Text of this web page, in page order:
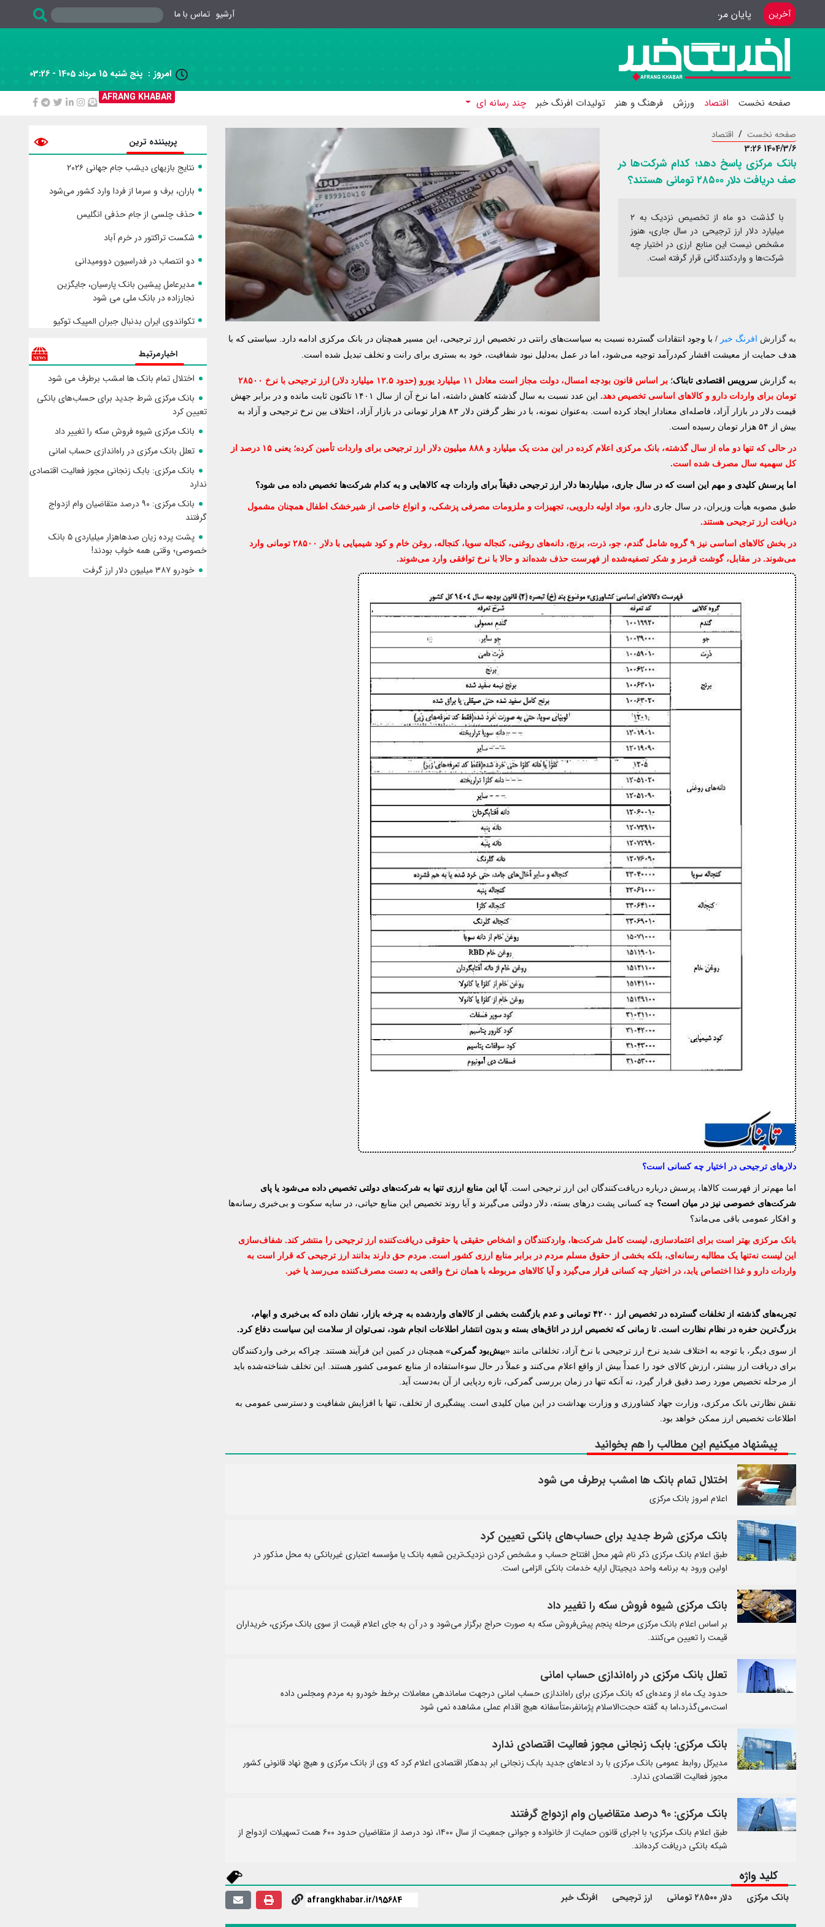
آخرین پایان مرحله انتخابی اسکواش بانوان آرشیو تماس با ما
 امروز : پنج شنبه 15 مرداد 1405 - 03:26
AFRANG KHABAR
صفحه نخست اقتصاد ورزش فرهنگ و هنر تولیدات افرنگ خبر چند رسانه ای
صفحه نخست
اقتصاد
1404/3/6 3:26
بانک مرکزی پاسخ دهد؛ کدام شرکت‌ها در
صف دریافت دلار ۲۸۵۰۰ تومانی هستند؟
با گذشت دو ماه از تخصیص نزدیک به ۲
میلیارد دلار ارز ترجیحی در سال جاری، هنوز
مشخص نیست این منابع ارزی در اختیار چه
شرکت‌ها و واردکنندگانی قرار گرفته است.
به گزارش افرنگ خبر / با وجود انتقادات گسترده نسبت به سیاست‌های رانتی در تخصیص ارز ترجیحی، این مسیر همچنان در بانک مرکزی ادامه دارد. سیاستی که با
هدف حمایت از معیشت اقشار کم‌درآمد توجیه می‌شود، اما در عمل به‌دلیل نبود شفافیت، خود به بستری برای رانت و تخلف تبدیل شده است.
به گزارش سرویس اقتصادی تابناک؛
بر اساس قانون بودجه امسال، دولت مجاز است معادل ۱۱ میلیارد یورو (حدود ۱۲.۵ میلیارد دلار) ارز ترجیحی با نرخ ۲۸۵۰۰
تومان برای واردات دارو و کالا‌های اساسی تخصیص دهد.
این عدد نسبت به سال گذشته کاهش داشته، اما نرخ آن از سال ۱۴۰۱ تاکنون ثابت مانده و در برابر جهش
قیمت دلار در بازار آزاد، فاصله‌ای معنادار ایجاد کرده است. به‌عنوان نمونه، با در نظر گرفتن دلار ۸۳ هزار تومانی در بازار آزاد، اختلاف بین نرخ ترجیحی و آزاد به
بیش از ۵۴ هزار تومان رسیده است.
در حالی که تنها دو ماه از سال گذشته، بانک مرکزی اعلام کرده در این مدت یک میلیارد و ۸۸۸ میلیون دلار ارز ترجیحی برای واردات تأمین کرده؛ یعنی ۱۵ درصد از
کل سهمیه سال مصرف شده است.
اما پرسش کلیدی و مهم این است که در سال جاری، میلیاردها دلار ارز ترجیحی دقیقاً برای واردات چه کالا‌هایی و به کدام شرکت‌ها تخصیص داده می شود؟
طبق مصوبه هیأت وزیران، در سال جاری دارو، مواد اولیه دارویی، تجهیزات و ملزومات مصرفی پزشکی، و انواع خاصی از شیرخشک اطفال همچنان مشمول
دریافت ارز ترجیحی هستند.
در بخش کالا‌های اساسی نیز ۹ گروه شامل گندم، جو، ذرت، برنج، دانه‌های روغنی، کنجاله سویا، کنجاله، روغن خام و کود شیمیایی با دلار ۲۸۵۰۰ تومانی وارد
می‌شوند. در مقابل، گوشت قرمز و شکر تصفیه‌شده از فهرست حذف شده‌اند و حالا با نرخ توافقی وارد می‌شوند.
دلارهای ترجیحی در اختیار چه کسانی است؟
اما مهم‌تر از فهرست کالاها، پرسش درباره دریافت‌کنندگان این ارز ترجیحی است.
آیا این منابع ارزی تنها به شرکت‌های دولتی تخصیص داده می‌شود یا پای
شرکت‌های خصوصی نیز در میان است؟ چه کسانی پشت در‌های بسته، دلار دولتی می‌گیرند و آیا روند تخصیص این منابع حیاتی، در سایه سکوت و بی‌خبری رسانه‌ها
و افکار عمومی باقی می‌ماند؟
بانک مرکزی بهتر است برای اعتمادسازی، لیست کامل شرکت‌ها، واردکنندگان و اشخاص حقیقی یا حقوقی دریافت‌کننده ارز ترجیحی را منتشر کند. شفاف‌سازی
این لیست نه‌تنها یک مطالبه رسانه‌ای، بلکه بخشی از حقوق مسلم مردم در برابر منابع ارزی کشور است. مردم حق دارند بدانند ارز ترجیحی که قرار است به
واردات دارو و غذا اختصاص یابد، در اختیار چه کسانی قرار می‌گیرد و آیا کالا‌های مربوطه با همان نرخ واقعی به دست مصرف‌کننده می‌رسد یا خیر.
تجربه‌های گذشته از تخلفات گسترده در تخصیص ارز ۴۲۰۰ تومانی و عدم بازگشت بخشی از کالا‌های واردشده به چرخه بازار، نشان داده که بی‌خبری و ابهام،
بزرگ‌ترین حفره در نظام نظارت است. تا زمانی که تخصیص ارز در اتاق‌های بسته و بدون انتشار اطلاعات انجام شود، نمی‌توان از سلامت این سیاست دفاع کرد.
از سوی دیگر، با توجه به اختلاف شدید نرخ ارز ترجیحی با نرخ آزاد، تخلفاتی مانند «بیش‌بود گمرکی» همچنان در کمین این فرآیند هستند. چراکه برخی واردکنندگان
برای دریافت ارز بیشتر، ارزش کالای خود را عمداً بیش از واقع اعلام می‌کنند و عملاً در حال سوءاستفاده از منابع عمومی کشور هستند. این تخلف شناخته‌شده باید
از مرحله تخصیص مورد رصد دقیق قرار گیرد، نه آنکه تنها در زمان بررسی گمرکی، تازه ردپایی از آن به‌دست آید.
نقش نظارتی بانک مرکزی، وزارت جهاد کشاورزی و وزارت بهداشت در این میان کلیدی است. پیشگیری از تخلف، تنها با افزایش شفافیت و دسترسی عمومی به
اطلاعات تخصیص ارز ممکن خواهد بود.
پیشنهاد میکنیم این مطالب را هم بخوانید
اختلال تمام بانک ها امشب برطرف می شود
اعلام امروز بانک مرکزی
بانک مرکزی شرط جدید برای حساب‌های بانکی تعیین کرد
طبق اعلام بانک مرکزی ذکر نام شهر محل افتتاح حساب و مشخص کردن نزدیک‌ترین شعبه بانک یا مؤسسه اعتباری غیربانکی به محل مذکور در
اولین ورود به برنامه واحد دیجیتال ارایه خدمات بانکی الزامی است.
بانک مرکزی شیوه فروش سکه را تغییر داد
بر اساس اعلام بانک مرکزی مرحله پنجم پیش‌فروش سکه به صورت حراج برگزار می‌شود و در آن به جای اعلام قیمت از سوی بانک مرکزی، خریداران
قیمت را تعیین می‌کنند.
تعلل بانک مرکزی در راه‌اندازی حساب امانی
حدود یک ماه از وعده‌ای که بانک مرکزی برای راه‌اندازی حساب امانی درجهت ساماندهی معاملات برخط خودرو به مردم ومجلس داده
است،می‌گذرد،اما به گفته حجت‌الاسلام پژمانفر،متأسفانه هیچ اقدام عملی مشاهده نمی‌ شود
بانک مرکزی: بابک زنجانی مجوز فعالیت اقتصادی ندارد
مدیرکل روابط عمومی بانک مرکزی با رد ادعاهای جدید بابک زنجانی ابر بدهکار اقتصادی اعلام کرد که وی از بانک مرکزی و هیچ نهاد قانونی کشور
مجوز فعالیت اقتصادی ندارد.
بانک مرکزی: ۹۰ درصد متقاضیان وام ازدواج گرفتند
طبق اعلام بانک مرکزی؛ با اجرای قانون حمایت از خانواده و جوانی جمعیت از سال ۱۴۰۰، نود درصد از متقاضیان حدود ۶۰۰ همت تسهیلات ازدواج از
شبکه بانکی دریافت کرده‌اند.
کلید واژه
بانک مرکزی دلار ۲۸۵۰۰ تومانی ارز ترجیحی افرنگ خبر
پربیننده ترین
نتایج بازیهای دیشب جام جهانی ۲۰۲۶
باران، برف و سرما از فردا وارد کشور می‌شود
حذف چلسی از جام حذفی انگلیس
شکست تراکتور در خرم آباد
دو انتصاب در فدراسیون دوومیدانی
مدیرعامل پیشین بانک پارسیان، جایگزین
نجارزاده در بانک ملی می شود
تکواندوی ایران بدنبال جبران المپیک توکیو
اخبارمرتبط
اختلال تمام بانک ها امشب برطرف می شود
بانک مرکزی شرط جدید برای حساب‌های بانکی
تعیین کرد
بانک مرکزی شیوه فروش سکه را تغییر داد
تعلل بانک مرکزی در راه‌اندازی حساب امانی
بانک مرکزی: بابک زنجانی مجوز فعالیت اقتصادی
ندارد
بانک مرکزی: ۹۰ درصد متقاضیان وام ازدواج
گرفتند
پشت پرده‌ زیان صدهاهزار میلیاردی ۵ بانک‌
خصوصی؛ وقتی همه خواب بودند!
خودرو ۳۸۷ میلیون دلار ارز گرفت